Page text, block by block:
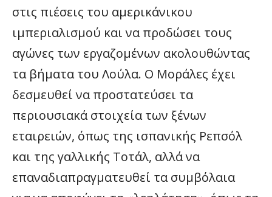
στις πιέσεις του αμερικάνικου
ιμπεριαλισμού και να προδώσει τους
αγώνες των εργαζομένων ακολουθώντας
τα βήματα του Λούλα. Ο Μοράλες έχει
δεσμευθεί να προστατεύσει τα
περιουσιακά στοιχεία των ξένων
εταιρειών, όπως της ισπανικής Ρεπσόλ
και της γαλλικής Τοτάλ, αλλά να
επαναδιαπραγματευθεί τα συμβόλαια